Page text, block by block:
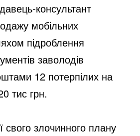
консультант
підроблення
заволодів
12 потерпілих на
тис грн.
свого злочинного плану